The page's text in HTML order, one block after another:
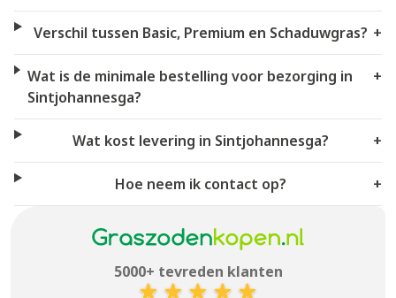
Verschil tussen Basic, Premium en Schaduwgras? +
Wat is de minimale bestelling voor bezorging in
Sintjohannesga?
+
Wat kost levering in Sintjohannesga? +
Hoe neem ik contact op? +
5000+ tevreden klanten